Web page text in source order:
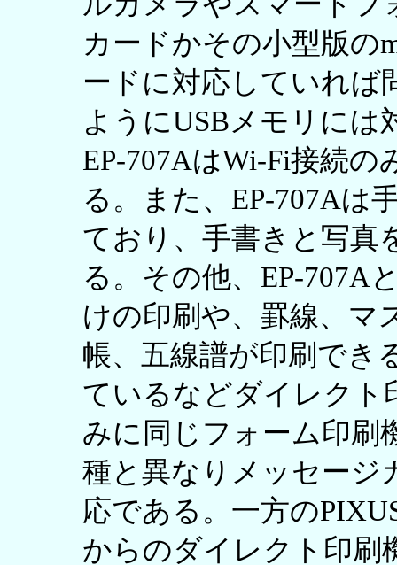
カードかその小型版の
ードに対応していれば
ようにUSBメモリには
EP-707AはWi-Fi接続の
る。また、EP-707Aは
ており、手書きと写真
る。その他、EP-707A
けの印刷や、罫線、マ
帳、五線譜が印刷でき
ているなどダイレクト
みに同じフォーム印刷
種と異なりメッセージ
応である。一方の
からのダイレクト印刷